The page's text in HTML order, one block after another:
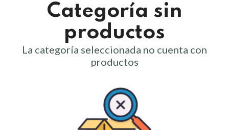
Categoría sin
productos
La categoría seleccionada no cuenta con
productos